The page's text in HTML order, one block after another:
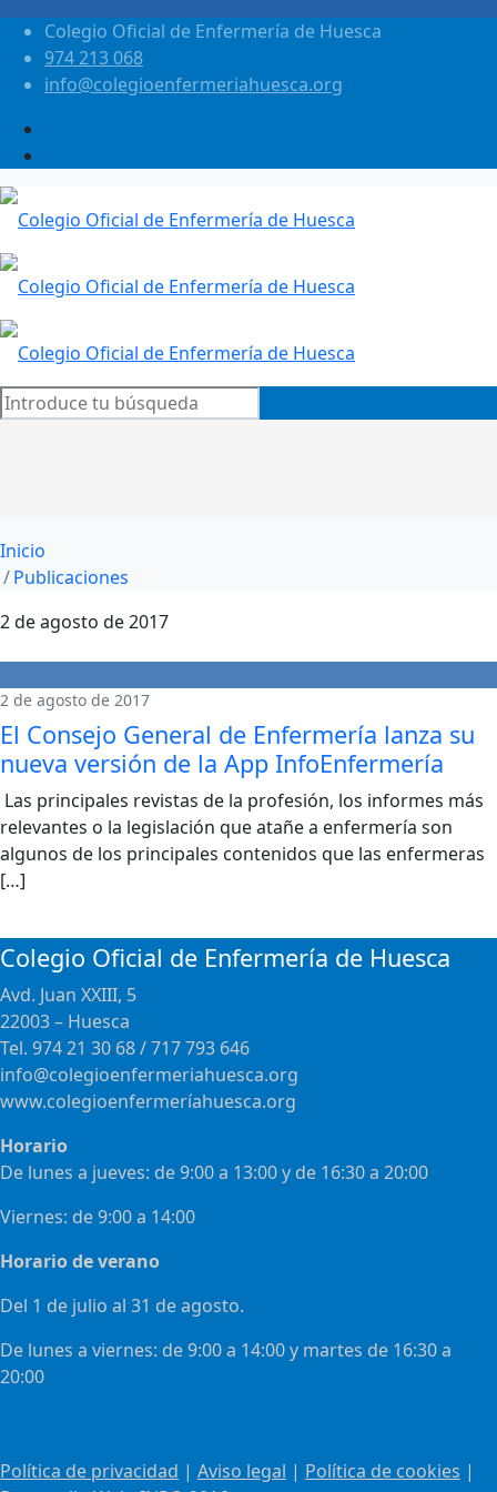
Colegio Oficial de Enfermería de Huesca
974 213 068
info@colegioenfermeriahuesca.org
Inicio
Publicaciones
2 de agosto de 2017
2 de agosto de 2017
El Consejo General de Enfermería lanza su
nueva versión de la App InfoEnfermería
Las principales revistas de la profesión, los informes más
relevantes o la legislación que atañe a enfermería son
algunos de los principales contenidos que las enfermeras
[…]
Colegio Oficial de Enfermería de Huesca
Avd. Juan XXIII, 5
22003 – Huesca
Tel. 974 21 30 68 / 717 793 646
info@colegioenfermeriahuesca.org
www.colegioenfermeríahuesca.org
Horario
De lunes a jueves: de 9:00 a 13:00 y de 16:30 a 20:00
Viernes: de 9:00 a 14:00
Horario de verano
Del 1 de julio al 31 de agosto.
De lunes a viernes: de 9:00 a 14:00 y martes de 16:30 a
20:00
Política de privacidad | Aviso legal | Política de cookies |